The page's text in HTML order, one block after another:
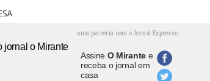
uma parceria com o Jornal Expresso
Assine O Mirantee
receba o jornal em
casa